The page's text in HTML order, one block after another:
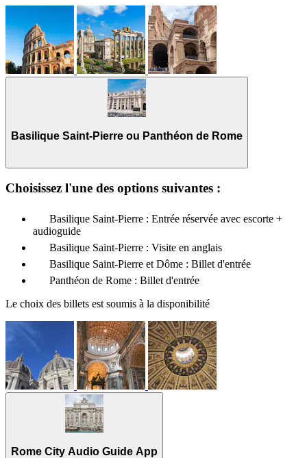
Basilique Saint-Pierre ou Panthéon de Rome
Choisissez l'une des options suivantes :
Basilique Saint-Pierre : Entrée réservée avec escorte +
audioguide
Basilique Saint-Pierre : Visite en anglais
Basilique Saint-Pierre et Dôme : Billet d'entrée
Panthéon de Rome : Billet d'entrée
Le choix des billets est soumis à la disponibilité
Rome City Audio Guide App